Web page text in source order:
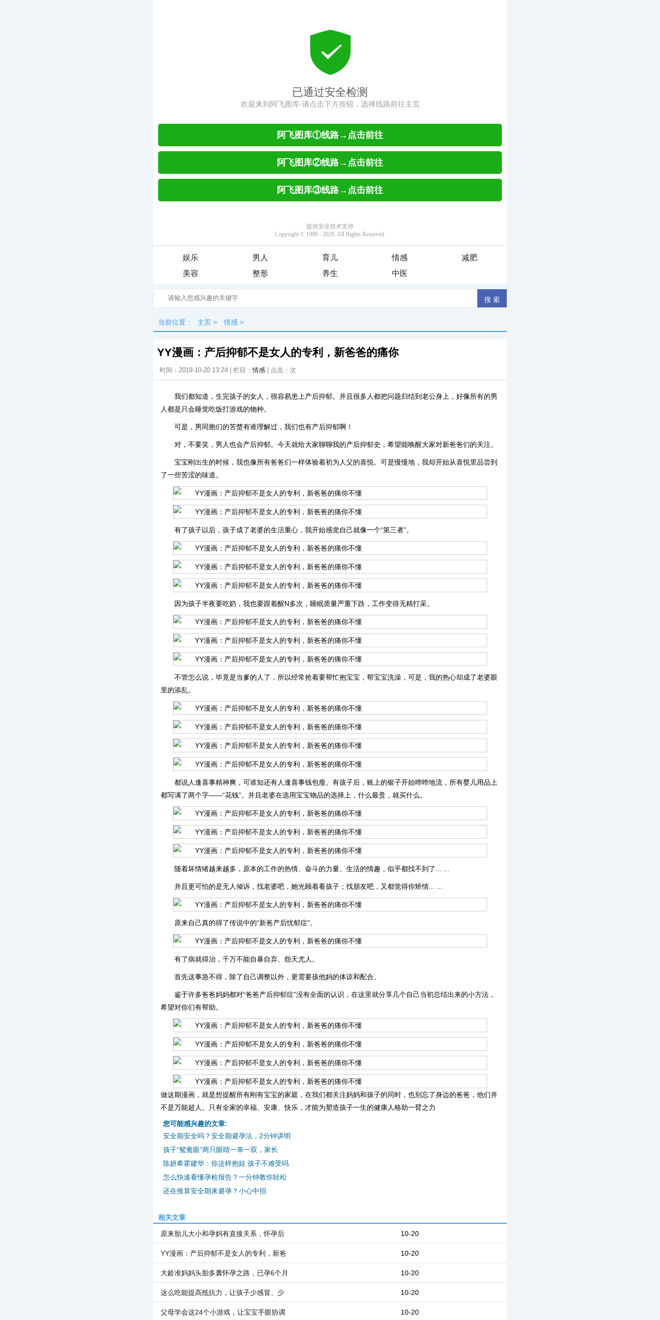
娱乐 男人 育儿 情感
减肥
美容
整形 养生 中医
当前位置： 主页 > 情感 >
YY漫画：产后抑郁不是女人的专利，新爸爸的痛你
时间：2019-10-20 13:24 | 栏目：情感 | 点击： 次
我们都知道，生完孩子的女人，很容易患上产后抑郁。并且很多人都把问题归结到老公身上，好像所有的男
人都是只会睡觉吃饭打游戏的物种。
可是，男同胞们的苦楚有谁理解过，我们也有产后抑郁啊！
对，不要笑，男人也会产后抑郁。今天就给大家聊聊我的产后抑郁史，希望能唤醒大家对新爸爸们的关注。
宝宝刚出生的时候，我也像所有爸爸们一样体验着初为人父的喜悦。可是慢慢地，我却开始从喜悦里品尝到
了一些苦涩的味道。
有了孩子以后，孩子成了老婆的生活重心，我开始感觉自己就像一个“第三者”。
因为孩子半夜要吃奶，我也要跟着醒N多次，睡眠质量严重下跌，工作变得无精打采。
不管怎么说，毕竟是当爹的人了，所以经常抢着要帮忙抱宝宝，帮宝宝洗澡，可是，我的热心却成了老婆眼
里的添乱。
都说人逢喜事精神爽，可谁知还有人逢喜事钱包瘦。有孩子后，账上的银子开始哗哗地流，所有婴儿用品上
都写满了两个字——“花钱”。并且老婆在选用宝宝物品的选择上，什么最贵，就买什么。
随着坏情绪越来越多，原本的工作的热情、奋斗的力量、生活的情趣，似乎都找不到了... ...
并且更可怕的是无人倾诉，找老婆吧，她光顾着看孩子；找朋友吧，又都觉得你矫情... ...
原来自己真的得了传说中的“新爸产后忧郁症”。
有了病就得治，千万不能自暴自弃、怨天尤人。
首先这事急不得，除了自己调整以外，更需要孩他妈的体谅和配合。
鉴于许多爸爸妈妈都对“爸爸产后抑郁症”没有全面的认识，在这里就分享几个自己当初总结出来的小方法，
希望对你们有帮助。
做这期漫画，就是想提醒所有刚有宝宝的家庭，在我们都关注妈妈和孩子的同时，也别忘了身边的爸爸，他们并
不是万能超人。只有全家的幸福、安康、快乐，才能为塑造孩子一生的健康人格助一臂之力
您可能感兴趣的文章:
安全期安全吗？安全期避孕法，2分钟讲明
孩子“鸳鸯眼”两只眼睛一单一双，家长
陈妍希霍建华：你这样抱娃 孩子不难受吗
怎么快速看懂孕检报告？一分钟教你轻松
还在推算安全期来避孕？小心中招
相关文章
10-20
原来胎儿大小和孕妈有直接关系，怀孕后
10-20
YY漫画：产后抑郁不是女人的专利，新爸
10-20
大龄准妈妈头胎多囊怀孕之路，已孕6个月
10-20
这么吃能提高抵抗力，让孩子少感冒、少
10-20
父母学会这24个小游戏，让宝宝手眼协调